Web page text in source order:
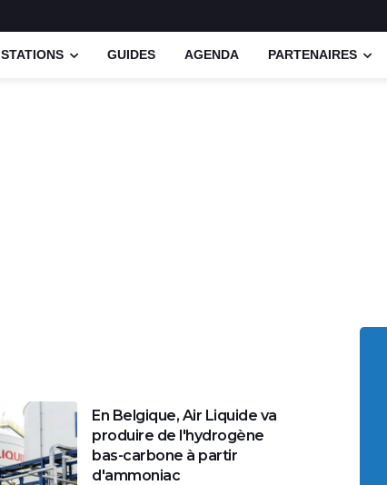
STATIONS GUIDES AGENDA PARTENAIRES
En Belgique, Air Liquide va
produire de l'hydrogène
bas-carbone à partir
d'ammoniac